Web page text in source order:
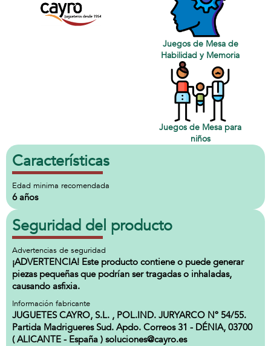
Juegos de Mesa de
Habilidad y Memoria
Juegos de Mesa para
niños
Características
Edad minima recomendada
6 años
Seguridad del producto
Advertencias de seguridad
¡ADVERTENCIA! Este producto contiene o puede generar
piezas pequeñas que podrían ser tragadas o inhaladas,
causando asfixia.
Información fabricante
JUGUETES CAYRO, S.L. , POL.IND. JURYARCO Nº 54/55.
Partida Madrigueres Sud. Apdo. Correos 31 - DÉNIA, 03700
( ALICANTE - España ) soluciones@cayro.es